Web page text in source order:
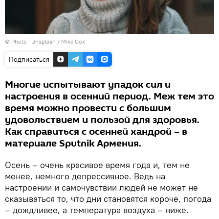
© Photo : Unsplash / Mike Cox
Подписаться
Многие испытывают упадок сил и
настроения в осенний период. Меж тем это
время можно провести с большим
удовольствием и пользой для здоровья.
Как справиться с осенней хандрой – в
материале Sputnik Армения.
Осень – очень красивое время года и, тем не
менее, немного депрессивное. Ведь на
настроении и самочувствии людей не может не
сказываться то, что дни становятся короче, погода
– дождливее, а температура воздуха – ниже.